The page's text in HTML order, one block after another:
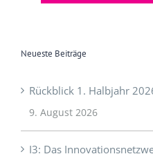
Neueste Beiträge
Rückblick 1. Halbjahr
9. August 2026
I3: Das